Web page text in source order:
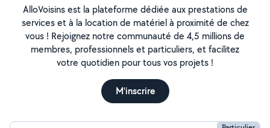
AlloVoisins est la plateforme dédiée aux prestations de
services et à la location de matériel à proximité de chez
vous ! Rejoignez notre communauté de 4,5 millions de
membres, professionnels et particuliers, et facilitez
votre quotidien pour tous vos projets !
M'inscrire